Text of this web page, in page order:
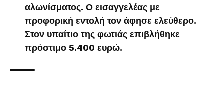
αλωνίσματος. Ο εισαγγελέας με
προφορική εντολή τον άφησε ελεύθερο.
Στον υπαίτιο της φωτιάς επιβλήθηκε
πρόστιμο 5.400 ευρώ.